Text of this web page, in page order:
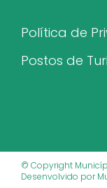
Política de
Postos de
© Copyright
Desenvolvido por